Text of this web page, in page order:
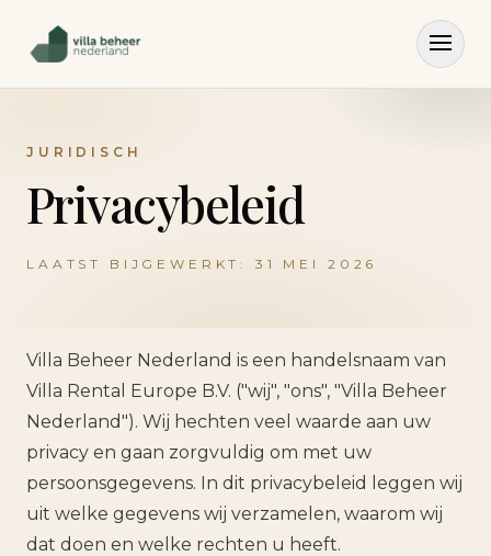
JURIDISCH
Privacybeleid
LAATST BIJGEWERKT: 31 MEI 2026
Villa Beheer Nederland is een handelsnaam van
Villa Rental Europe B.V. ("wij", "ons", "Villa Beheer
Nederland"). Wij hechten veel waarde aan uw
privacy en gaan zorgvuldig om met uw
persoonsgegevens. In dit privacybeleid leggen wij
uit welke gegevens wij verzamelen, waarom wij
dat doen en welke rechten u heeft.